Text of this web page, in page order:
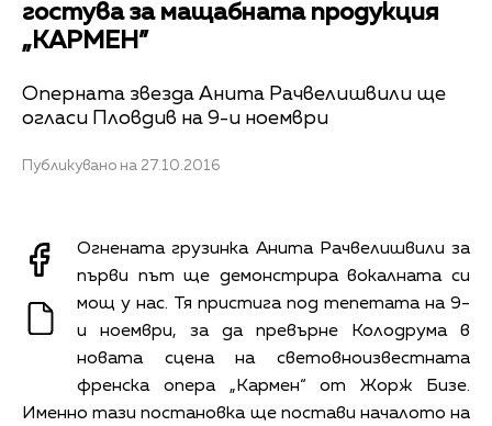
гостува за мащабната продукция
„КАРМЕН”
Оперната звезда Анита Рачвелишвили ще
огласи Пловдив на 9-и ноември
Публикувано на 27.10.2016
Огнената грузинка Анита Рачвелишвили за
първи път ще демонстрира вокалната си
мощ у нас. Тя пристига под тепетата на 9-
и ноември, за да превърне Колодрума в
новата сцена на световноизвестната
френска опера „Кармен“ от Жорж Бизе.
Именно тази постановка ще постави началото на